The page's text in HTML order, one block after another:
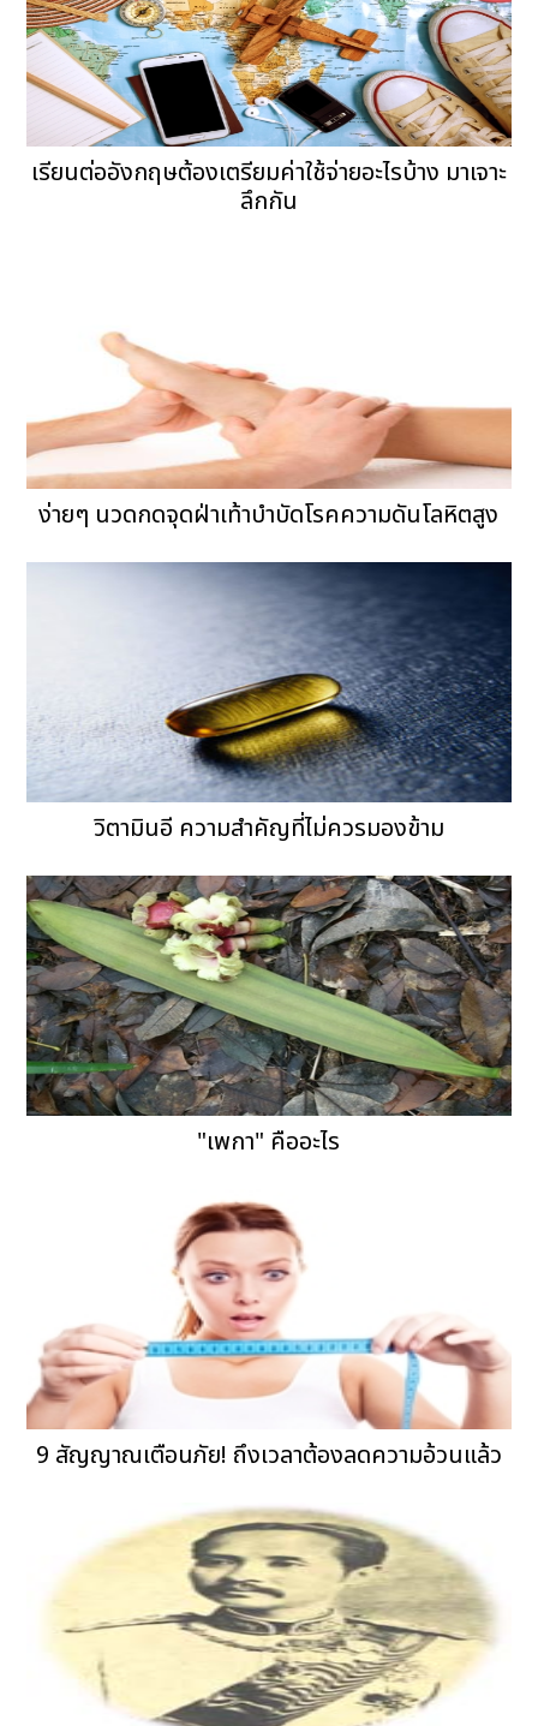
เรียนต่ออังกฤษต้องเตรียมค่าใช้จ่ายอะไรบ้าง มาเจาะ
ลึกกัน
ง่ายๆ นวดกดจุดฝ่าเท้าบำบัดโรคความดันโลหิตสูง
วิตามินอี ความสำคัญที่ไม่ควรมองข้าม
"เพกา" คืออะไร
9 สัญญาณเตือนภัย! ถึงเวลาต้องลดความอ้วนแล้ว